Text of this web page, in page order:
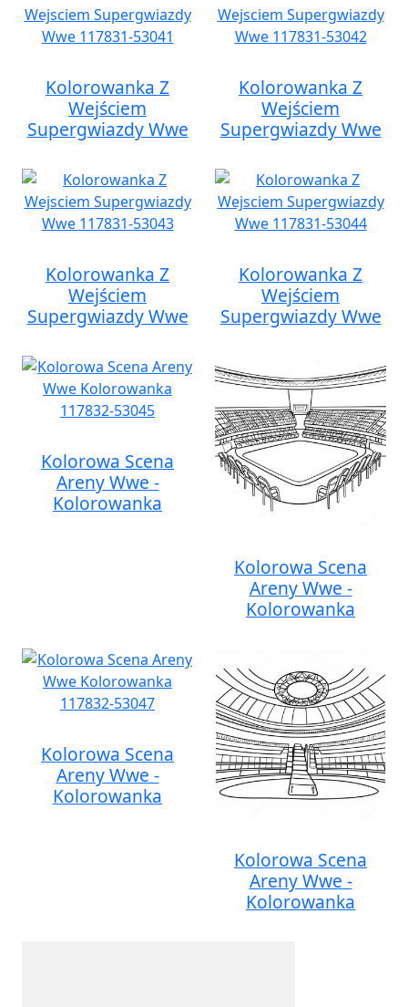
Kolorowanka Z
Wejściem
Supergwiazdy Wwe
Kolorowanka Z
Wejściem
Supergwiazdy Wwe
Kolorowanka Z
Wejściem
Supergwiazdy Wwe
Kolorowanka Z
Wejściem
Supergwiazdy Wwe
Kolorowa Scena
Areny Wwe -
Kolorowanka
Kolorowa Scena
Areny Wwe -
Kolorowanka
Kolorowa Scena
Areny Wwe -
Kolorowanka
Kolorowa Scena
Areny Wwe -
Kolorowanka